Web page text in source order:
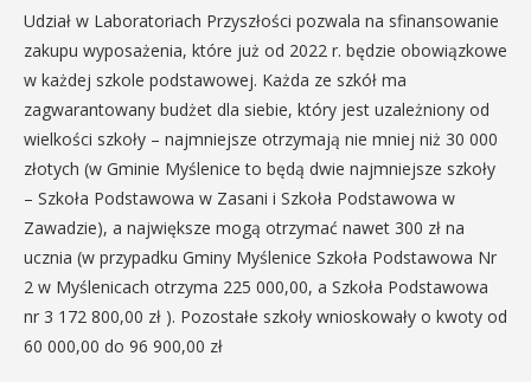
Udział w Laboratoriach Przyszłości pozwala na sfinansowanie
zakupu wyposażenia, które już od 2022 r. będzie obowiązkowe
w każdej szkole podstawowej. Każda ze szkół ma
zagwarantowany budżet dla siebie, który jest uzależniony od
wielkości szkoły – najmniejsze otrzymają nie mniej niż 30 000
złotych (w Gminie Myślenice to będą dwie najmniejsze szkoły
– Szkoła Podstawowa w Zasani i Szkoła Podstawowa w
Zawadzie), a największe mogą otrzymać nawet 300 zł na
ucznia (w przypadku Gminy Myślenice Szkoła Podstawowa Nr
2 w Myślenicach otrzyma 225 000,00, a Szkoła Podstawowa
nr 3 172 800,00 zł ). Pozostałe szkoły wnioskowały o kwoty od
60 000,00 do 96 900,00 zł